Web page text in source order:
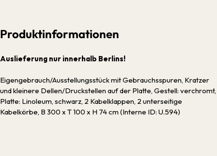
Produktinformationen
Auslieferung nur innerhalb Berlins!
Eigengebrauch/Ausstellungsstück mit Gebrauchsspuren, Kratzer
und kleinere Dellen/Druckstellen auf der Platte, Gestell: verchromt,
Platte: Linoleum, schwarz, 2 Kabelklappen, 2 unterseitige
Kabelkörbe, B 300 x T 100 x H 74 cm (Interne ID: U.594)